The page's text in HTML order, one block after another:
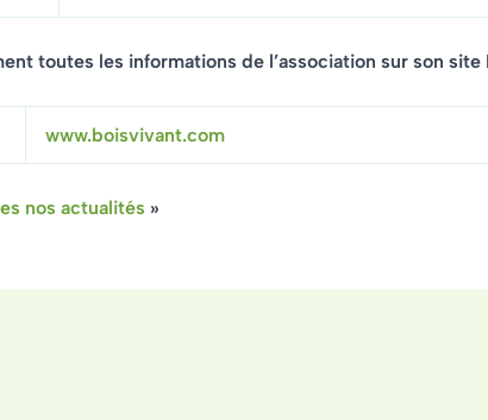
toutes les informations de l’association sur son site
www.boisvivant.com
nos actualités »